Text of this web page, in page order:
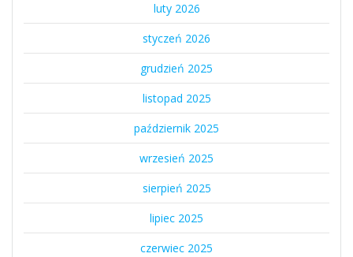
luty 2026
styczeń 2026
grudzień 2025
listopad 2025
październik 2025
wrzesień 2025
sierpień 2025
lipiec 2025
czerwiec 2025